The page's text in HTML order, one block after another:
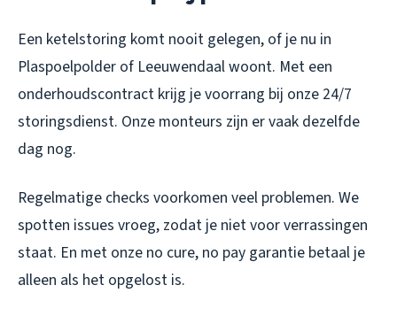
Een ketelstoring komt nooit gelegen, of je nu in
Plaspoelpolder of Leeuwendaal woont. Met een
onderhoudscontract krijg je voorrang bij onze 24/7
storingsdienst. Onze monteurs zijn er vaak dezelfde
dag nog.
Regelmatige checks voorkomen veel problemen. We
spotten issues vroeg, zodat je niet voor verrassingen
staat. En met onze no cure, no pay garantie betaal je
alleen als het opgelost is.